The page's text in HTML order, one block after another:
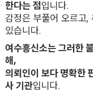
한다는 점입니다.
감정은 부풀어 오르고
있습니다.
여수흥신소는 그러한
해,
의뢰인이 보다 명확한
사 기관입니다.